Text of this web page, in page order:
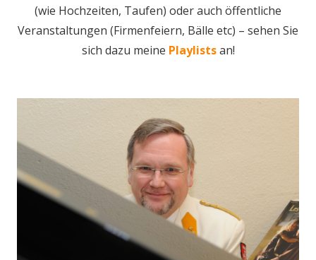
(wie Hochzeiten, Taufen) oder auch öffentliche
Veranstaltungen (Firmenfeiern, Bälle etc) – sehen Sie
sich dazu meine Playlistsan!